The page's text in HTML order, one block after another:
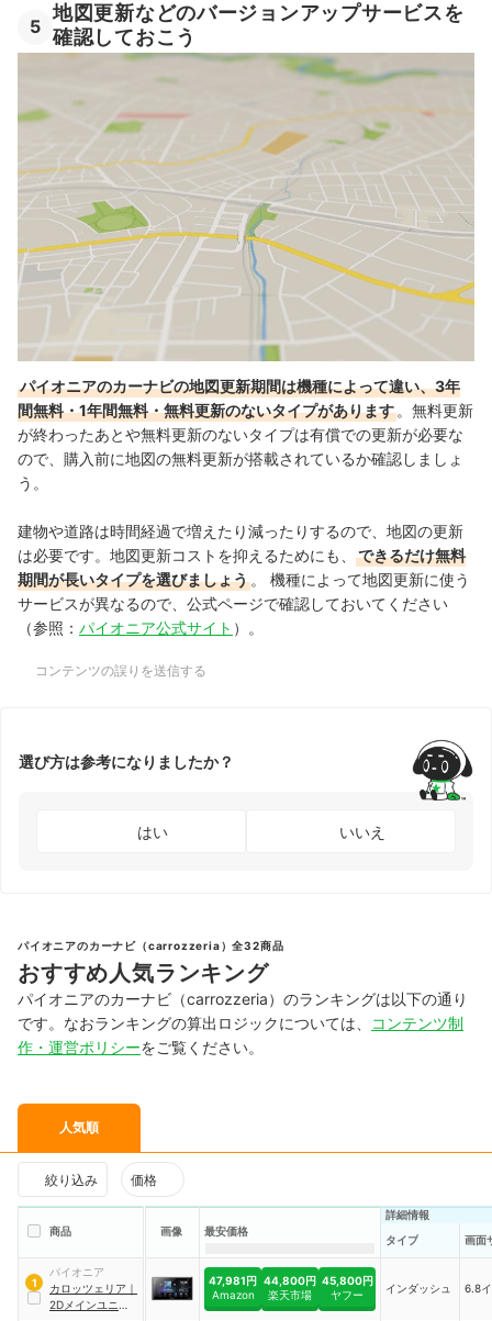
5
地図更新などのバージョンアップサービスを
確認しておこう
パイオニアのカーナビの地図更新期間は機種によって違い、3年
間無料・1年間無料・無料更新のないタイプがあります 。無料更新
が終わったあとや無料更新のないタイプは有償での更新が必要な
ので、購入前に地図の無料更新が搭載されているか確認しましょ
う。
建物や道路は時間経過で増えたり減ったりするので、地図の更新
は必要です。地図更新コストを抑えるためにも、
できるだけ無料
期間が長いタイプを選びましょう 。 機種によって地図更新に使う
サービスが異なるので、公式ページで確認しておいてください
（参照： パイオニア公式サイト ）。
コンテンツの誤りを送信する
選び方は参考になりましたか？
はい いいえ
パイオニアのカーナビ（carrozzeria）全32商品
おすすめ人気ランキング
パイオニアのカーナビ（carrozzeria）のランキングは以下の通り
です。なおランキングの算出ロジックについては、
コンテンツ制
作・運営ポリシーをご覧ください。
人気順
絞り込み 価格
商品 画像 最安価格
詳細情報
タイプ
画面
1
パイオニア
カロッツェリア ｜
2Dメインユニット
47,981円
Amazon
44,800円
楽天市場
45,800円
ヤフー
インダッシュ 6.8